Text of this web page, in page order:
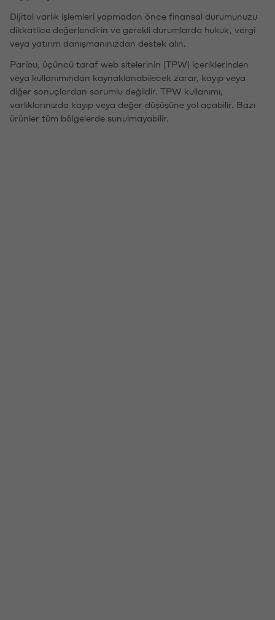
Dijital varlık işlemleri yapmadan önce finansal durumunuzu
dikkatlice değerlendirin ve gerekli durumlarda hukuk, vergi
veya yatırım danışmanınızdan destek alın.
Paribu, üçüncü taraf web sitelerinin (TPW) içeriklerinden
veya kullanımından kaynaklanabilecek zarar, kayıp veya
diğer sonuçlardan sorumlu değildir. TPW kullanımı,
varlıklarınızda kayıp veya değer düşüşüne yol açabilir. Bazı
ürünler tüm bölgelerde sunulmayabilir.